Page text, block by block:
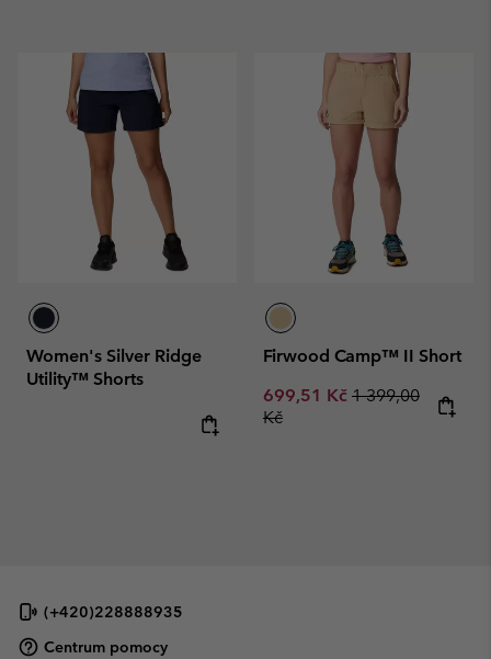
Women's Silver Ridge
Utility™ Shorts
Firwood Camp™ II Short
Sale price:
699,51 Kč Regular price:
1 399,00
Kč
(+420)228888935
Centrum pomocy